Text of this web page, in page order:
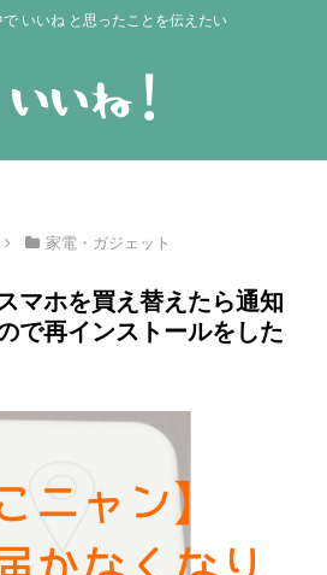
いいね と思ったことを伝えたい
家電・ガジェット
マホを買え替えたら通知
で再インストールをした